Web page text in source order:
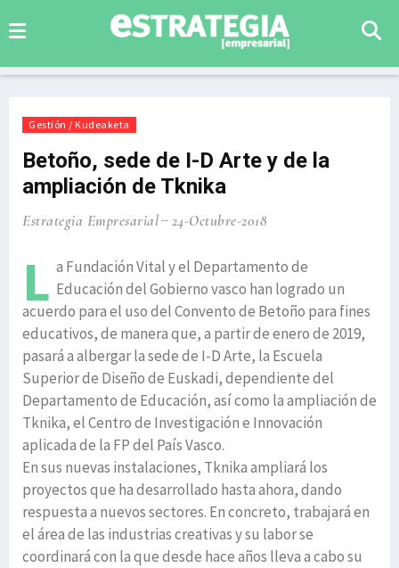
Gestión / Kudeaketa
Betoño, sede de I-D Arte y de la
ampliación de Tknika
Estrategia Empresarial 24-Octubre-2018
L a Fundación Vital y el Departamento de
Educación del Gobierno vasco han logrado un
acuerdo para el uso del Convento de Betoño para fines
educativos, de manera que, a partir de enero de 2019,
pasará a albergar la sede de I-D Arte, la Escuela
Superior de Diseño de Euskadi, dependiente del
Departamento de Educación, así como la ampliación de
Tknika, el Centro de Investigación e Innovación
aplicada de la FP del País Vasco.
En sus nuevas instalaciones, Tknika ampliará los
proyectos que ha desarrollado hasta ahora, dando
respuesta a nuevos sectores. En concreto, trabajará en
el área de las industrias creativas y su labor se
coordinará con la que desde hace años lleva a cabo su